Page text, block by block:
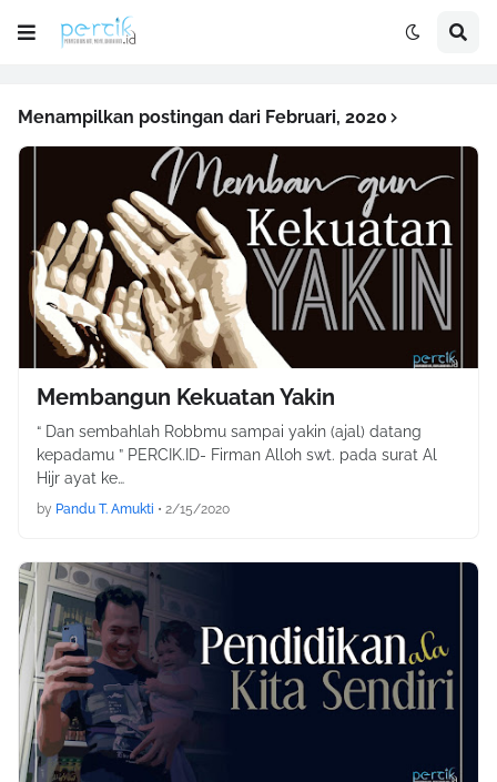
Menampilkan postingan dari Februari, 2020
Membangun Kekuatan Yakin
“ Dan sembahlah Robbmu sampai yakin (ajal) datang
kepadamu ” PERCIK.ID- Firman Alloh swt. pada surat Al
Hijr ayat ke…
by Pandu T. Amukti • 2/15/2020